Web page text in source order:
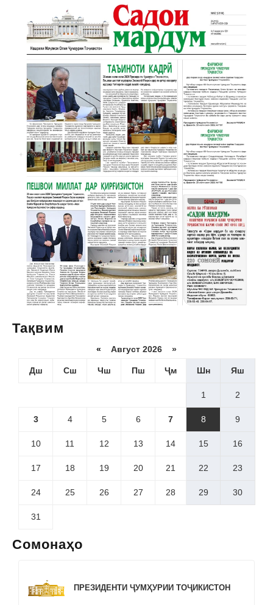
Тақвим
« Август 2026 »
Дш Сш Чш Пш Ҷм Шн Яш
1 2
3 4 5 6 7 8 9
10 11 12 13 14 15 16
17 18 19 20 21 22 23
24 25 26 27 28 29 30
31
Сомонаҳо
ПРЕЗИДЕНТИ ҶУМҲУРИИ ТОҶИКИСТОН